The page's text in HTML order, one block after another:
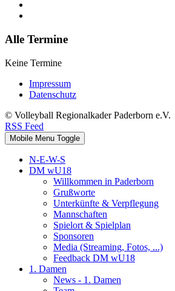
Alle Termine
Keine Termine
Impressum
Datenschutz
© Volleyball Regionalkader Paderborn e.V.
RSS Feed
Mobile Menu Toggle
N-E-W-S
DM wU18
Willkommen in Paderborn
Grußworte
Unterkünfte & Verpflegung
Mannschaften
Spielort & Spielplan
Sponsoren
Media (Streaming, Fotos, ...)
Feedback DM wU18
1. Damen
News - 1. Damen